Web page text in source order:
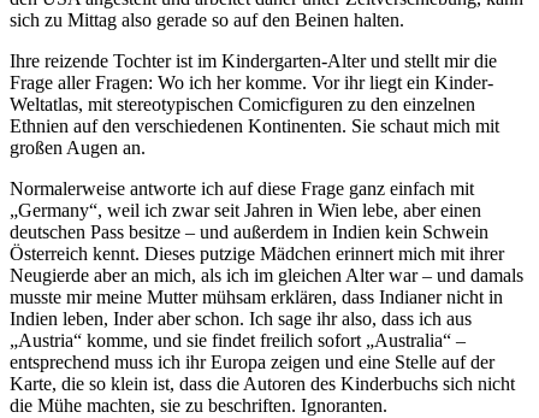
sich zu Mittag also gerade so auf den Beinen halten.
Ihre reizende Tochter ist im Kindergarten-Alter und stellt mir die
Frage aller Fragen: Wo ich her komme. Vor ihr liegt ein Kinder-
Weltatlas, mit stereotypischen Comicfiguren zu den einzelnen
Ethnien auf den verschiedenen Kontinenten. Sie schaut mich mit
großen Augen an.
Normalerweise antworte ich auf diese Frage ganz einfach mit
„Germany“, weil ich zwar seit Jahren in Wien lebe, aber einen
deutschen Pass besitze – und außerdem in Indien kein Schwein
Österreich kennt. Dieses putzige Mädchen erinnert mich mit ihrer
Neugierde aber an mich, als ich im gleichen Alter war – und damals
musste mir meine Mutter mühsam erklären, dass Indianer nicht in
Indien leben, Inder aber schon. Ich sage ihr also, dass ich aus
„Austria“ komme, und sie findet freilich sofort „Australia“ –
entsprechend muss ich ihr Europa zeigen und eine Stelle auf der
Karte, die so klein ist, dass die Autoren des Kinderbuchs sich nicht
die Mühe machten, sie zu beschriften. Ignoranten.